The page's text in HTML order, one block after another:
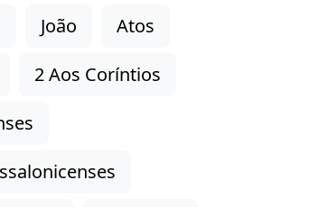
João
Atos
2 Aos Coríntios